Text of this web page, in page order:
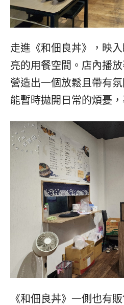
走進《和佃良丼》，映
亮的用餐空間。店內播
營造出一個放鬆且帶有
能暫時拋開日常的煩憂，
《和佃良丼》一側也有